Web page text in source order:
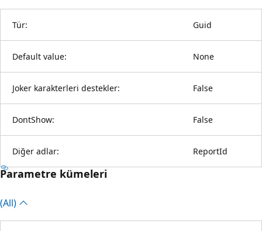
Tür: Guid
Default value: None
Joker karakterleri destekler: False
DontShow: False
Diğer adlar: ReportId
Parametre kümeleri
(All)